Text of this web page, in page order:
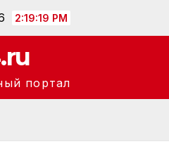
2:19:20 PM
портал